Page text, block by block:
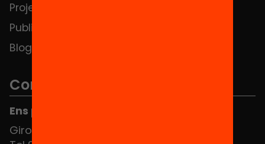
Projectes
Publicacions i vídeos
Blog
Contacte
Ens pots trobar al Hub Social
Girona 34, interior 08010 Barcelona